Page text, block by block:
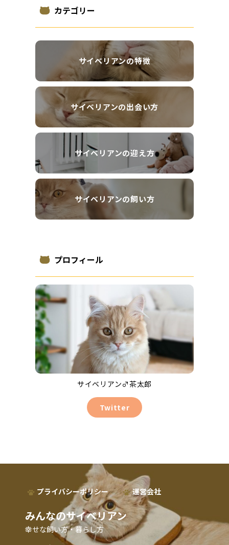
カテゴリー
サイベリアンの特徴
サイベリアンの出会い方
サイベリアンの迎え方
サイベリアンの飼い方
プロフィール
サイベリアン♂茶太郎
Twitter
プライバシーポリシー 運営会社
みんなのサイベリアン
幸せな飼い方・暮らし方